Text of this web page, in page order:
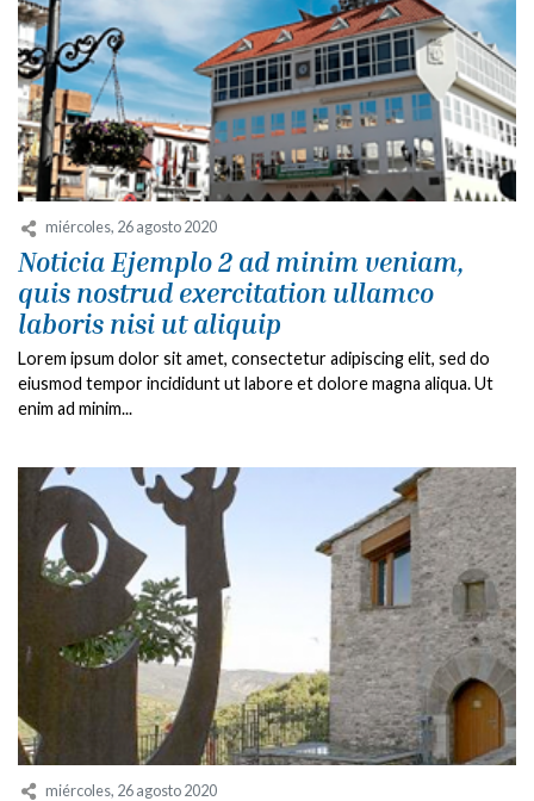
miércoles, 26 agosto 2020
Noticia Ejemplo 2 ad minim veniam,
quis nostrud exercitation ullamco
laboris nisi ut aliquip
Lorem ipsum dolor sit amet, consectetur adipiscing elit, sed do
eiusmod tempor incididunt ut labore et dolore magna aliqua. Ut
enim ad minim...
miércoles, 26 agosto 2020